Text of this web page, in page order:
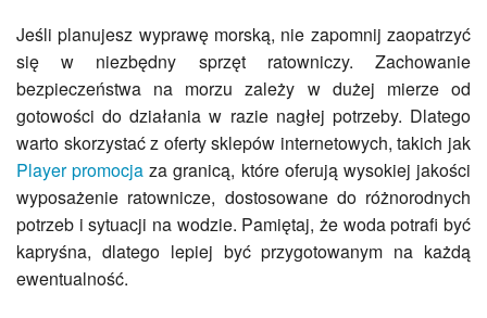
Jeśli planujesz wyprawę morską, nie zapomnij zaopatrzyć
się w niezbędny sprzęt ratowniczy. Zachowanie
bezpieczeństwa na morzu zależy w dużej mierze od
gotowości do działania w razie nagłej potrzeby. Dlatego
warto skorzystać z oferty sklepów internetowych, takich jak
Player promocja za granicą, które oferują wysokiej jakości
wyposażenie ratownicze, dostosowane do różnorodnych
potrzeb i sytuacji na wodzie. Pamiętaj, że woda potrafi być
kapryśna, dlatego lepiej być przygotowanym na każdą
ewentualność.